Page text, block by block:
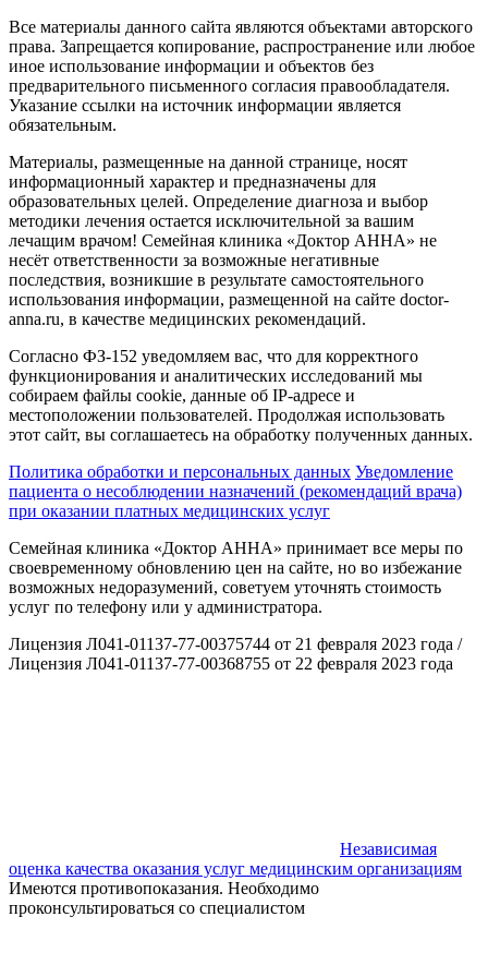
Все материалы данного сайта являются объектами авторского
права. Запрещается копирование, распространение или любое
иное использование информации и объектов без
предварительного письменного согласия правообладателя.
Указание ссылки на источник информации является
обязательным.
Материалы, размещенные на данной странице, носят
информационный характер и предназначены для
образовательных целей. Определение диагноза и выбор
методики лечения остается исключительной за вашим
лечащим врачом! Семейная клиника «Доктор АННА» не
несёт ответственности за возможные негативные
последствия, возникшие в результате самостоятельного
использования информации, размещенной на сайте doctor-
anna.ru, в качестве медицинских рекомендаций.
Согласно ФЗ-152 уведомляем вас, что для корректного
функционирования и аналитических исследований мы
собираем файлы cookie, данные об IP-адресе и
местоположении пользователей. Продолжая использовать
этот сайт, вы соглашаетесь на обработку полученных данных.
Политика обработки и персональных данных Уведомление
пациента о несоблюдении назначений (рекомендаций врача)
при оказании платных медицинских услуг
Семейная клиника «Доктор АННА» принимает все меры по
своевременному обновлению цен на сайте, но во избежание
возможных недоразумений, советуем уточнять стоимость
услуг по телефону или у администратора.
Лицензия Л041-01137-77-00375744 от 21 февраля 2023 года /
Лицензия Л041-01137-77-00368755 от 22 февраля 2023 года
Независимая
оценка качества оказания услуг медицинским организациям
Имеются противопоказания. Необходимо
проконсультироваться со специалистом